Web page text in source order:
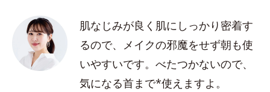
肌なじみが良く肌にしっかり密着す
るので、メイクの邪魔をせず朝も使
いやすいです。べたつかないので、
気になる首まで*使えますよ。